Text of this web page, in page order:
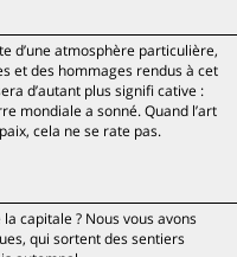
d’une atmosphère particulière,
et des hommages rendus à cet
d’autant plus signifi cative :
mondiale a sonné. Quand l’art
cela ne se rate pas.
capitale ? Nous vous avons
qui sortent des sentiers